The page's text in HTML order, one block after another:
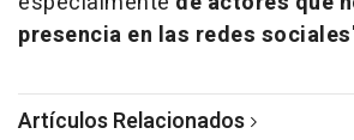
presencia en las redes sociales
Artículos Relacionados